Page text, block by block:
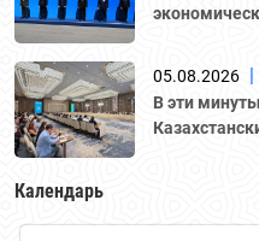
05.08.2026 |
В эти
Календарь